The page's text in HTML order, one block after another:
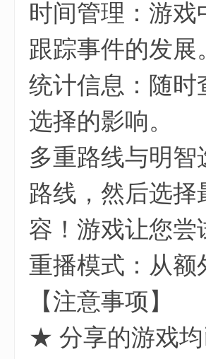
时间管理：游
跟踪事件的发
统计信息：随时
选择的影响。
多重路线与明
路线，然后选
容！游戏让您
重播模式：从额
【注意事项】
★ 分享的游戏